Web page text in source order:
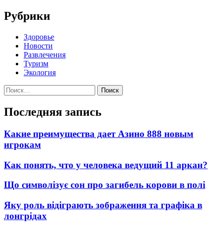
Рубрики
Здоровье
Новости
Развлечения
Туризм
Экология
Найти:
Последняя запись
Какие преимущества дает Азино 888 новым
игрокам
Как понять, что у человека ведущий 11 аркан?
Що символізує сон про загибель корови в полі
Яку роль відіграють зображення та графіка в
лонгрідах